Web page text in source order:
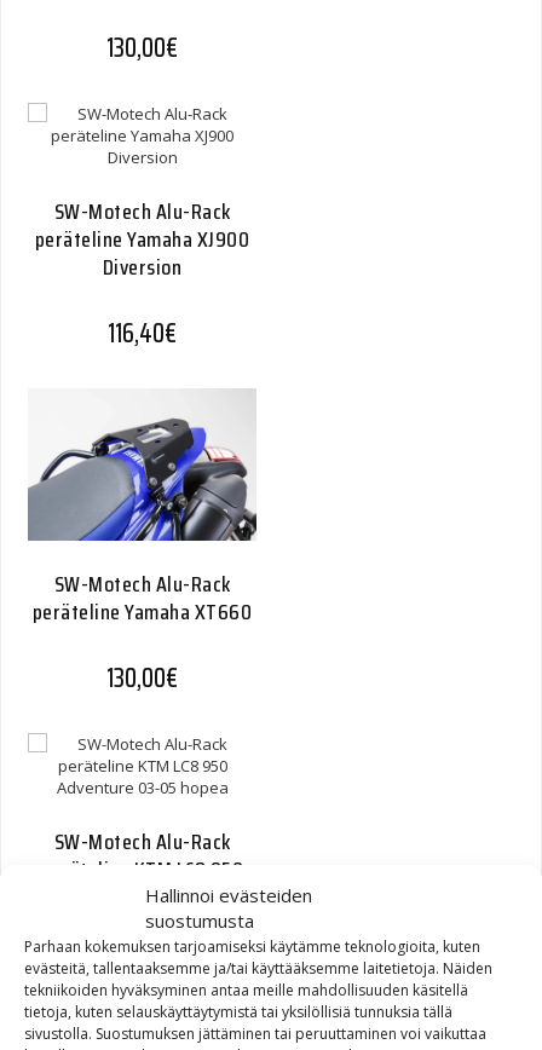
Hallinnoi evästeiden
suostumusta
Parhaan kokemuksen tarjoamiseksi käytämme teknologioita, kuten
evästeitä, tallentaaksemme ja/tai käyttääksemme laitetietoja. Näiden
tekniikoiden hyväksyminen antaa meille mahdollisuuden käsitellä
tietoja, kuten selauskäyttäytymistä tai yksilöllisiä tunnuksia tällä
sivustolla. Suostumuksen jättäminen tai peruuttaminen voi vaikuttaa
130,00€
SW-Motech Alu-Rack
peräteline Yamaha XJ900
Diversion
116,40€
SW-Motech Alu-Rack
peräteline Yamaha XT660
130,00€
SW-Motech Alu-Rack
peräteline KTM LC8 950
Adventure 03-05 hopea
95,20€